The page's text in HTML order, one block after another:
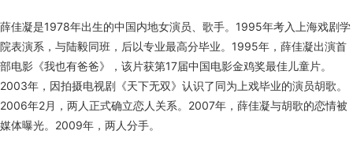
薛佳凝是1978年出生的中国内地女演员、歌手。1995年考入上海戏剧学
院表演系，与陆毅同班，后以专业最高分毕业。1995年，薛佳凝出演首
部电影《我也有爸爸》，该片获第17届中国电影金鸡奖最佳儿童片。
2003年，因拍摄电视剧《天下无双》认识了同为上戏毕业的演员胡歌。
2006年2月，两人正式确立恋人关系。2007年，薛佳凝与胡歌的恋情被
媒体曝光。2009年，两人分手。